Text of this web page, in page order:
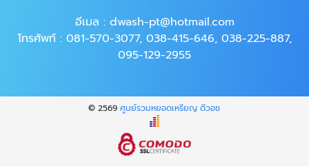
อีเมล : dwash-pt@hotmail.com
โทรศัพท์ : 081-570-3077, 038-415-646, 038-225-887,
095-129-2955
© 2569ศูนย์รวมหยอดเหรียญ ดีวอช